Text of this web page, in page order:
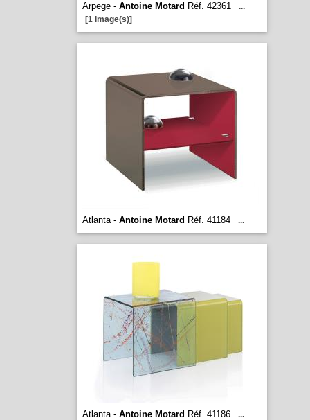
Arpege - Antoine Motard Réf. 42361
...
[1 image(s)]
Atlanta - Antoine Motard Réf. 41184 ...
Atlanta - Antoine Motard Réf. 41186 ...